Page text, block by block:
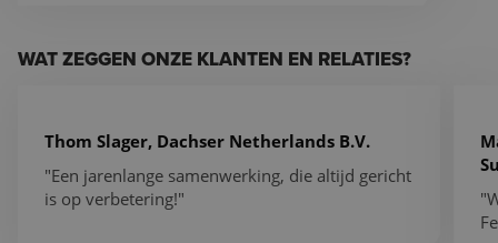
WAT ZEGGEN ONZE KLANTEN EN RELATIES?
Thom Slager, Dachser Netherlands B.V.
"Een jarenlange samenwerking, die altijd gericht
is op verbetering!"